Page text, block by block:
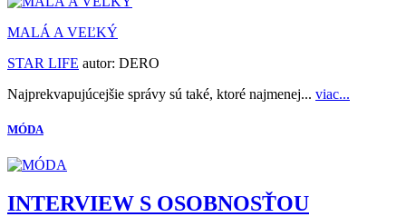
MALÁ A VEĽKÝ
STAR LIFE autor: DERO
Najprekvapujúcejšie správy sú také, ktoré najmenej... viac...
MÓDA
INTERVIEW S OSOBNOSŤOU